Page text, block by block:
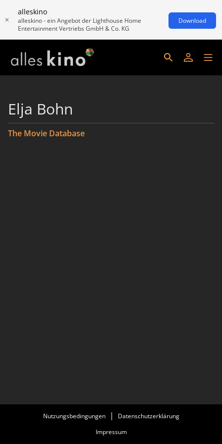
alleskino
alleskino - ein Angebot der Lighthouse Home
Entertainment Vertriebs GmbH & Co. KG
Download
Elja Bohn
The Movie Database
Nutzungsbedingungen
Datenschutzerklärung
Impressum